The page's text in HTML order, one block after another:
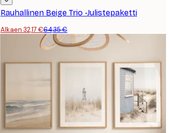
Rauhallinen Beige Trio -Julistepaketti
Alkaen 32,17 €64,35 €